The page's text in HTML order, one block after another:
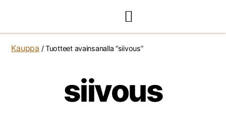
Kauppa / Tuotteet avainsanalla “siivous”
siivous